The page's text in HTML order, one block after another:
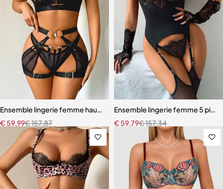
Ensemble lingerie femme haut de gamme – Design exclusif avec
€157,87
€ 59,99
Ensemble lingerie femme 5
€157,34
€ 59,79